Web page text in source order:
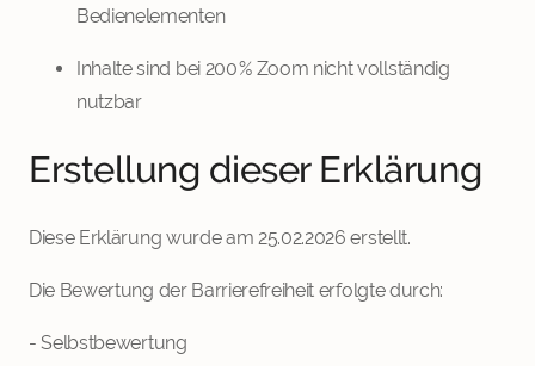
Bedienelementen
Inhalte sind bei 200 % Zoom nicht vollständig
nutzbar
Erstellung dieser Erklärung
Diese Erklärung wurde am 25.02.2026 erstellt.
Die Bewertung der Barrierefreiheit erfolgte durch:
- Selbstbewertung